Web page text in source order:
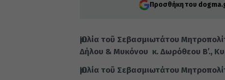
Προσθήκη του
Ὁμιλία τοῦ Σεβασμιωτάτου
Δήλου & Μυκόνου κ. Δωρόθεου Β’.,
Ὁμιλία τοῦ Σεβασμιωτάτου